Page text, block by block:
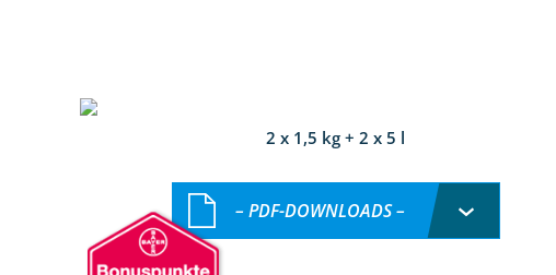
2 x 1,5 kg + 2 x 5 l
– PDF-DOWNLOADS –